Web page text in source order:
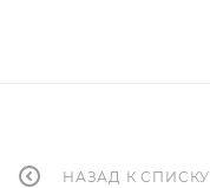
НАЗАД К СПИСКУ